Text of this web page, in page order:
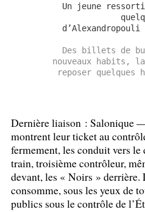
Un jeune
Des billets de
nouveaux habits,
reposer quelques
Dernière liaison : Salonique
montrent leur ticket au
fermement, les conduit vers
train, troisième contrôleur,
devant, les « Noirs » derrière.
consomme, sous les yeux de
publics sous le contrôle de